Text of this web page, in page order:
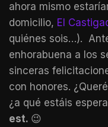
ahora mismo
domicilio, El
quiénes sois…).
enhorabuena a los
sinceras
con honores.
¿a qué estáis
est. 😉